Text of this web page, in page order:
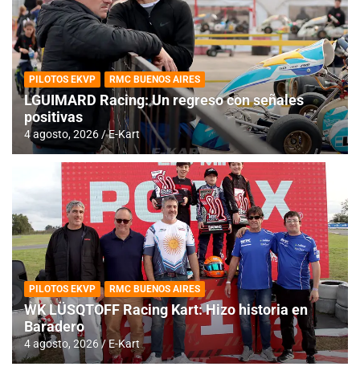
PILOTOS EKVP RMC BUENOS AIRES
LGUIMARD Racing: Un regreso con señales
positivas
4 agosto, 2026 E-Kart
PILOTOS EKVP RMC BUENOS AIRES
WK LÜSQTOFF Racing Kart: Hizo historia en
Baradero
4 agosto, 2026 E-Kart